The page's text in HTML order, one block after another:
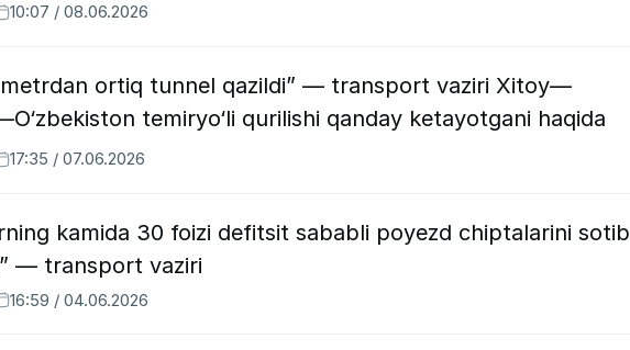
10:07 / 08.06.2026
ortiq tunnel qazildi” — transport vaziri Xitoy—
temiryo‘li qurilishi qanday ketayotgani haqida
17:35 / 07.06.2026
kamida 30 foizi defitsit sababli poyezd chiptalarini sotib
— transport vaziri
16:59 / 04.06.2026